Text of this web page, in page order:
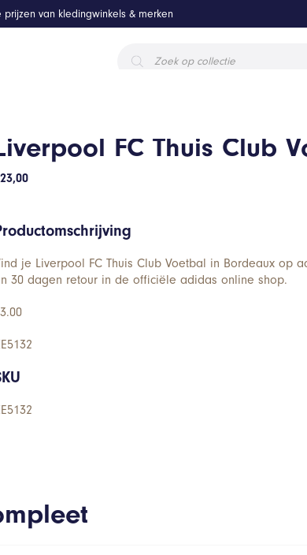
zoeken
prijzen van kledingwinkels & merken
FC Thuis Club
23,00
je Liverpool FC Thuis Club Voetbal in Bordeaux op
30 dagen retour in de officiële adidas online shop.